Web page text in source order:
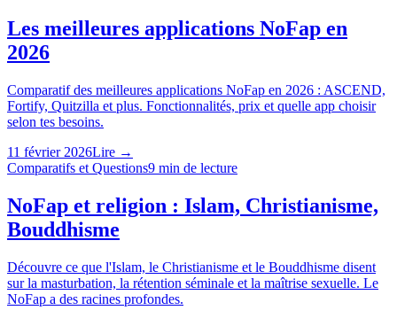
Les meilleures applications NoFap en
2026
Comparatif des meilleures applications NoFap en 2026 : ASCEND,
Fortify, Quitzilla et plus. Fonctionnalités, prix et quelle app choisir
selon tes besoins.
11 février 2026Lire →
Comparatifs et Questions9 min de lecture
NoFap et religion : Islam, Christianisme,
Bouddhisme
Découvre ce que l'Islam, le Christianisme et le Bouddhisme disent
sur la masturbation, la rétention séminale et la maîtrise sexuelle. Le
NoFap a des racines profondes.